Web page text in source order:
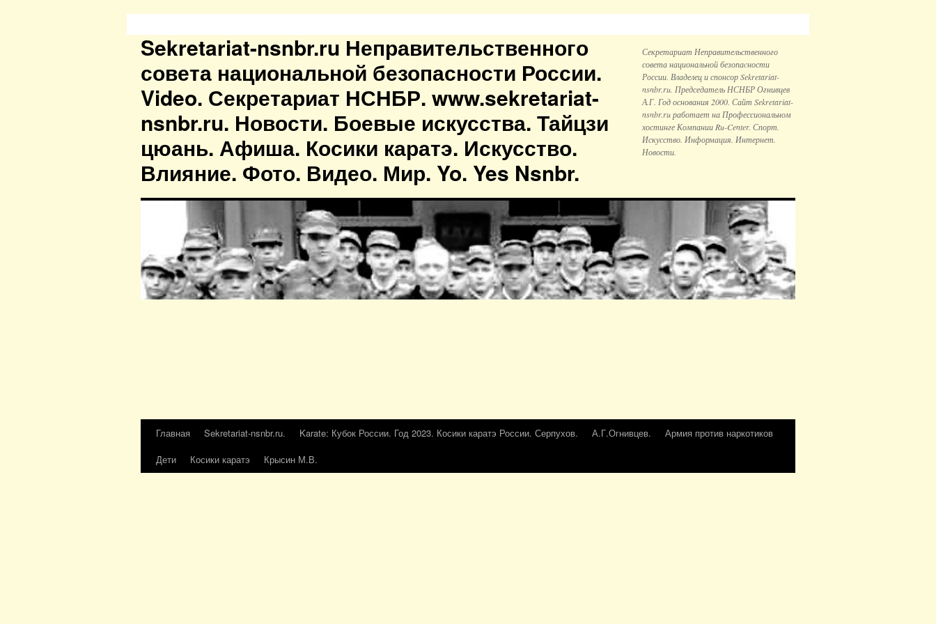
Sekretariat-nsnbr.ru Неправительственного
совета национальной безопасности России.
Video. Секретариат НСНБР. www.sekretariat-
nsnbr.ru. Новости. Боевые искусства. Тайцзи
цюань. Афиша. Косики каратэ. Искусство.
Влияние. Фото. Видео. Мир. Yo. Yes Nsnbr.
Секретариат Неправительственного
совета национальной безопаcности
России. Владелец и спонсор Sekretariat-
nsnbr.ru. Председатель НСНБР Огнивцев
А.Г. Год основания 2000. Сайт Sekretariat-
nsnbr.ru работает на Профессиональном
хостинге Компании Ru-Center. Спорт.
Искусство. Информация. Интернет.
Новости.
Главная Sekretariat-nsnbr.ru. Karate: Кубок России. Год 2023. Косики каратэ России. Серпухов. А.Г.Огнивцев.
Армия против наркотиков
Дети
Косики каратэ Крысин М.В.